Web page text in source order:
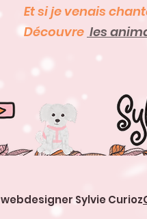
Et si je
Découvre les
webdesigner Sylvie Curioz